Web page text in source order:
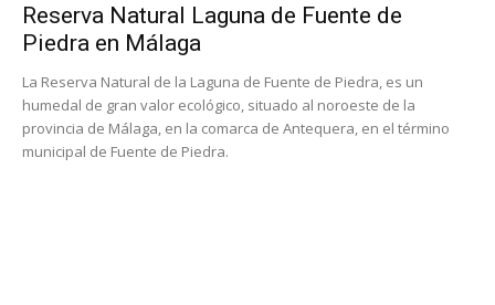
Reserva Natural Laguna de Fuente de
Piedra en Málaga
La Reserva Natural de la Laguna de Fuente de Piedra, es un
humedal de gran valor ecológico, situado al noroeste de la
provincia de Málaga, en la comarca de Antequera, en el término
municipal de Fuente de Piedra.